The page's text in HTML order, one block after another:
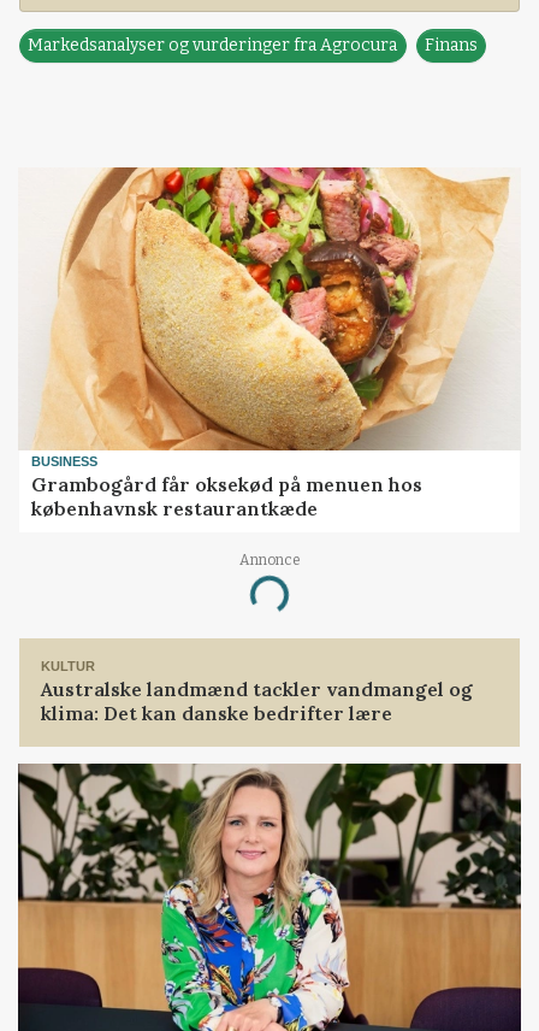
Markedsanalyser og vurderinger fra Agrocura Finans
BUSINESS
Grambogård får oksekød på menuen hos
københavnsk restaurantkæde
Annonce
Loading...
KULTUR
Australske landmænd tackler vandmangel og
klima: Det kan danske bedrifter lære